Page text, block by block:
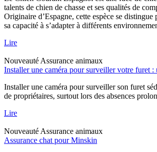
talents de chien de chasse et ses qualités de
Originaire d’Espagne, cette espèce se distingue
sa capacité à s’adapter à différents
Lire
Nouveauté Assurance animaux
Installer une caméra pour surveiller votre furet :
Installer une caméra pour surveiller son furet
de propriétaires, surtout lors des absences
Lire
Nouveauté Assurance animaux
Assurance chat pour Minskin